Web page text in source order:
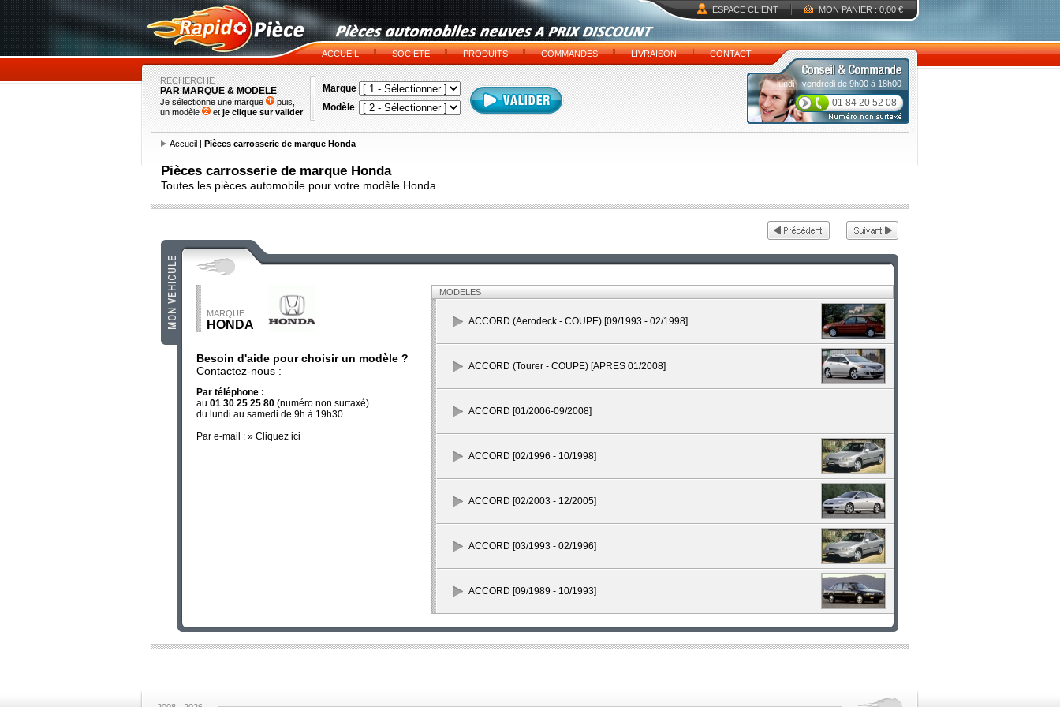
ESPACE CLIENT MON PANIER : 0,00 €
ACCUEIL SOCIETE PRODUITS COMMANDES LIVRAISON CONTACT
RECHERCHE
PAR MARQUE & MODELE
Je sélectionne une marque
puis,
un modèle
et je clique sur valider
Marque
Modèle
lundi - vendredi de 9h00 à 18h00
01 84 20 52 08
Accueil | Pièces carrosserie de marque Honda
Pièces carrosserie de marque Honda
Toutes les pièces automobile pour votre modèle Honda
MARQUE
HONDA
Besoin d'aide pour choisir un modèle ?
Contactez-nous :
Par téléphone :
au 01 30 25 25 80 (numéro non surtaxé)
du lundi au samedi de 9h à 19h30
Par e-mail : » Cliquez ici
MODELES
ACCORD (Aerodeck - COUPE) [09/1993 - 02/1998]
ACCORD (Tourer - COUPE) [APRES 01/2008]
ACCORD [01/2006-09/2008]
ACCORD [02/1996 - 10/1998]
ACCORD [02/2003 - 12/2005]
ACCORD [03/1993 - 02/1996]
ACCORD [09/1989 - 10/1993]